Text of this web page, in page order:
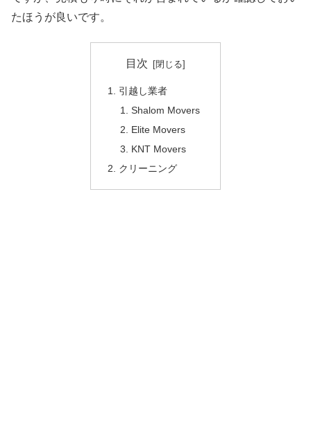
たほうが良いです。
目次
引越し業者
Shalom Movers
Elite Movers
KNT Movers
クリーニング